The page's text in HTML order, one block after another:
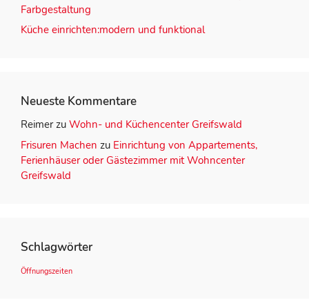
Farbgestaltung
Küche einrichten:modern und funktional
Neueste Kommentare
Reimerzu Wohn- und Küchencenter Greifswald
Frisuren Machen zu Einrichtung von Appartements,
Ferienhäuser oder Gästezimmer mit Wohncenter
Greifswald
Schlagwörter
Öffnungszeiten